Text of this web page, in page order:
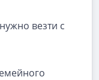
везти с